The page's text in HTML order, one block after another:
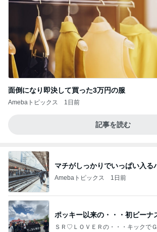
面倒になり即決して買った3万円の服
Amebaトピックス 1日前
記事を読む
マチがしっかりでいっぱい入る
Amebaトピックス 1日前
ポッキー以来の・・・初ビーナ
ＳＲ♡ＬＯＶＥＲの・・・キックで